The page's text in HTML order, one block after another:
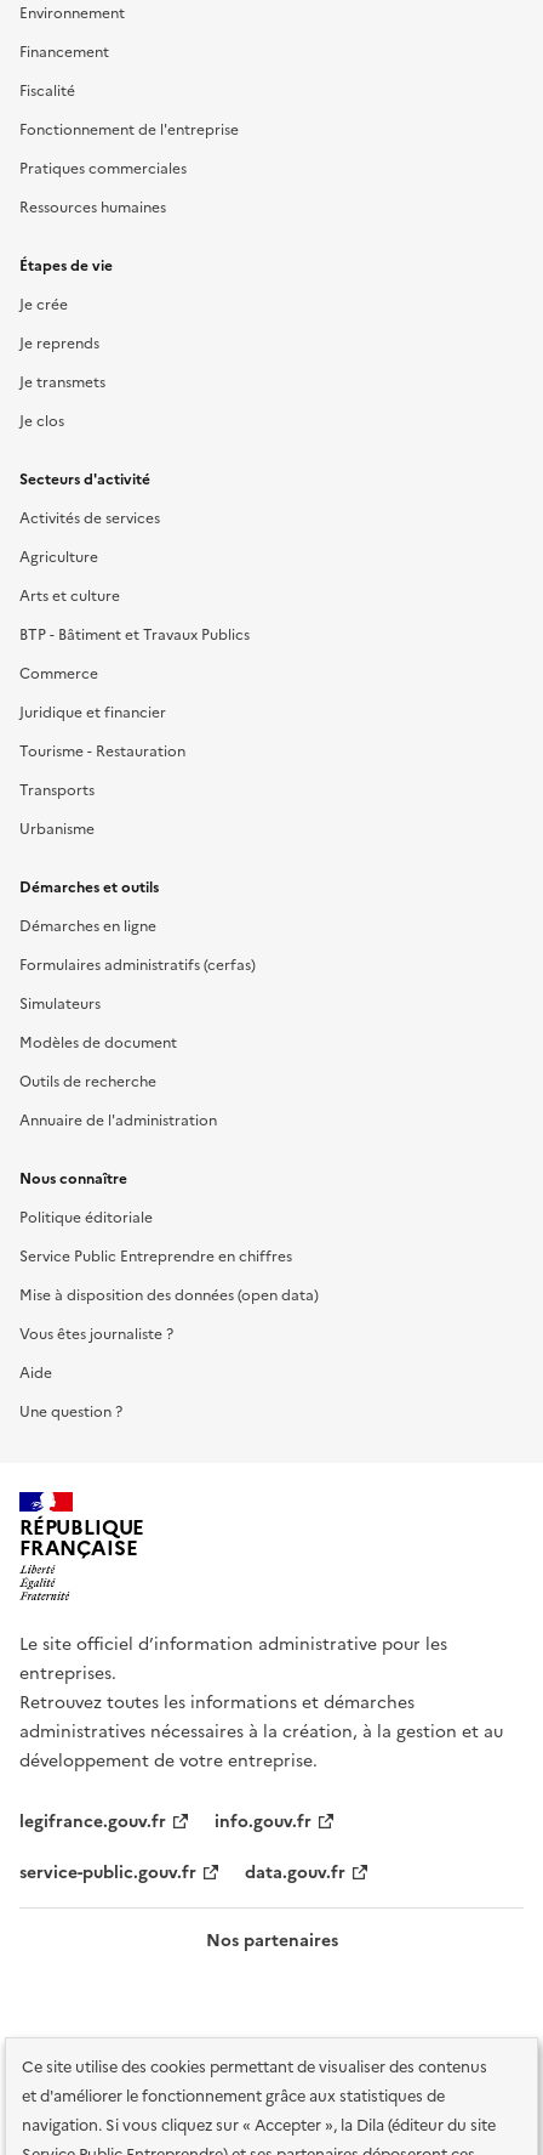
Ce site utilise des cookies permettant de visualiser des contenus
et d'améliorer le fonctionnement grâce aux statistiques de
navigation. Si vous cliquez sur « Accepter », la Dila (éditeur du site
Environnement
Financement
Fiscalité
Fonctionnement de l'entreprise
Pratiques commerciales
Ressources humaines
Étapes de vie
Je crée
Je reprends
Je transmets
Je clos
Secteurs d'activité
Activités de services
Agriculture
Arts et culture
BTP - Bâtiment et Travaux Publics
Commerce
Juridique et financier
Tourisme - Restauration
Transports
Urbanisme
Démarches et outils
Démarches en ligne
Formulaires administratifs (cerfas)
Simulateurs
Modèles de document
Outils de recherche
Annuaire de l'administration
Nous connaître
Politique éditoriale
Service Public Entreprendre en chiffres
Mise à disposition des données (open data)
Vous êtes journaliste ?
Aide
Une question ?
RÉPUBLIQUE
FRANÇAISE
Le site officiel d’information administrative pour les
entreprises.
Retrouvez toutes les informations et démarches
administratives nécessaires à la création, à la gestion et au
développement de votre entreprise.
legifrance.gouv.fr
info.gouv.fr
service-public.gouv.fr
data.gouv.fr
Nos partenaires